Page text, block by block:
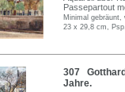
Passepartout
Minimal
23 x 29,8 cm,
307
Jahre.